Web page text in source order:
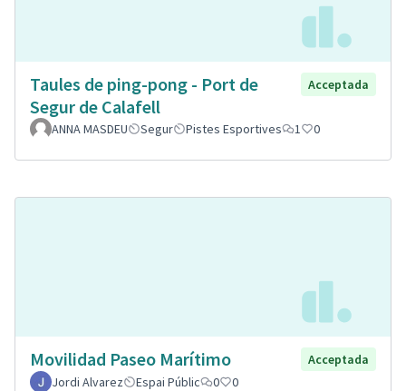
Taules de ping-pong - Port de
Segur de Calafell
Acceptada
ANNA MASDEU Segur Pistes Esportives 1 0
Movilidad Paseo Marítimo
Acceptada
Jordi Alvarez
Espai Públic 0 0